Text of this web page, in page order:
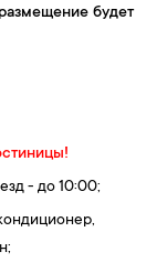
будет
- до 10:00;